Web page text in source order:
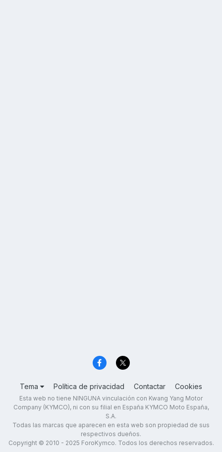
Tema Política de privacidad Contactar Cookies
Esta web no tiene NINGUNA vinculación con Kwang Yang Motor
Company (KYMCO), ni con su filial en España KYMCO Moto España,
S.A.
Todas las marcas que aparecen en esta web son propiedad de sus
respectivos dueños.
Copyright © 2010 - 2025 ForoKymco. Todos los derechos reservados.